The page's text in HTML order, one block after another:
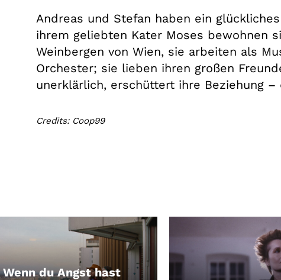
Andreas und Stefan haben ein
ihrem geliebten Kater Moses bewohnen
Weinbergen von Wien, sie arbeiten als
Orchester; sie lieben ihren großen
unerklärlich, erschüttert ihre Beziehung
Credits: Coop99
Wenn du Angst hast